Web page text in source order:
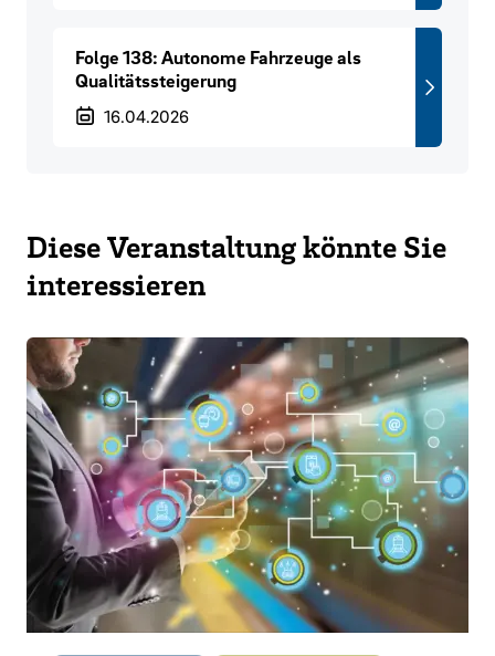
Folge 138: Autonome Fahrzeuge als
Qualitätssteigerung
Veröffentlichungsdatum
16.04.2026
Diese Veranstaltung könnte Sie
interessieren